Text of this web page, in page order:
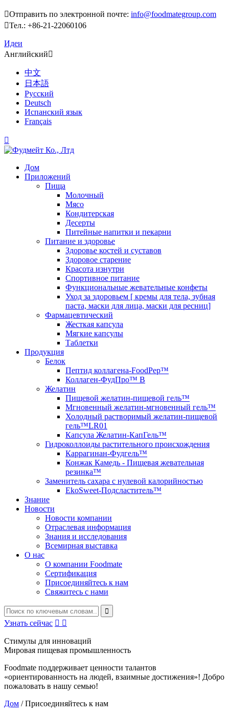
Отправить по электронной почте: info@foodmategroup.com
Тел.: +86-21-22060106
Идеи
Английский
中文
日本語
Русский
Deutsch
Испанский язык
Français

Дом
Приложений
Пища
Молочный
Мясо
Кондитерская
Десерты
Питейные напитки и пекарни
Питание и здоровье
Здоровье костей и суставов
Здоровое старение
Красота изнутри
Спортивное питание
Функциональные жевательные конфеты
Уход за здоровьем [ кремы для тела, зубная
паста, маски для лица, маски для ресниц]
Фармацевтический
Жесткая капсула
Мягкие капсулы
Таблетки
Продукция
Белок
Пептид коллагена-FoodPep™
Коллаген-ФудПро™ В
Желатин
Пищевой желатин-пищевой гель™
Мгновенный желатин-мгновенный гель™
Холодный растворимый желатин-пищевой
гель™LR01
Капсула Желатин-КапГель™
Гидроколлоиды растительного происхождения
Каррагинан-Фудгель™
Конжак Камедь - Пищевая жевательная
резинка™
Заменитель сахара с нулевой калорийностью
EkoSweet-Подсластитель™
Знание
Новости
Новости компании
Отраслевая информация
Знания и исследования
Всемирная выставка
О нас
О компании Foodmate
Сертификация
Присоединяйтесь к нам
Свяжитесь с нами
Узнать сейчас  
Стимулы для инноваций
Мировая пищевая промышленность
Foodmate поддерживает ценности талантов
«ориентированность на людей, взаимные достижения»! Добро
пожаловать в нашу семью!
Дом /Присоединяйтесь к нам